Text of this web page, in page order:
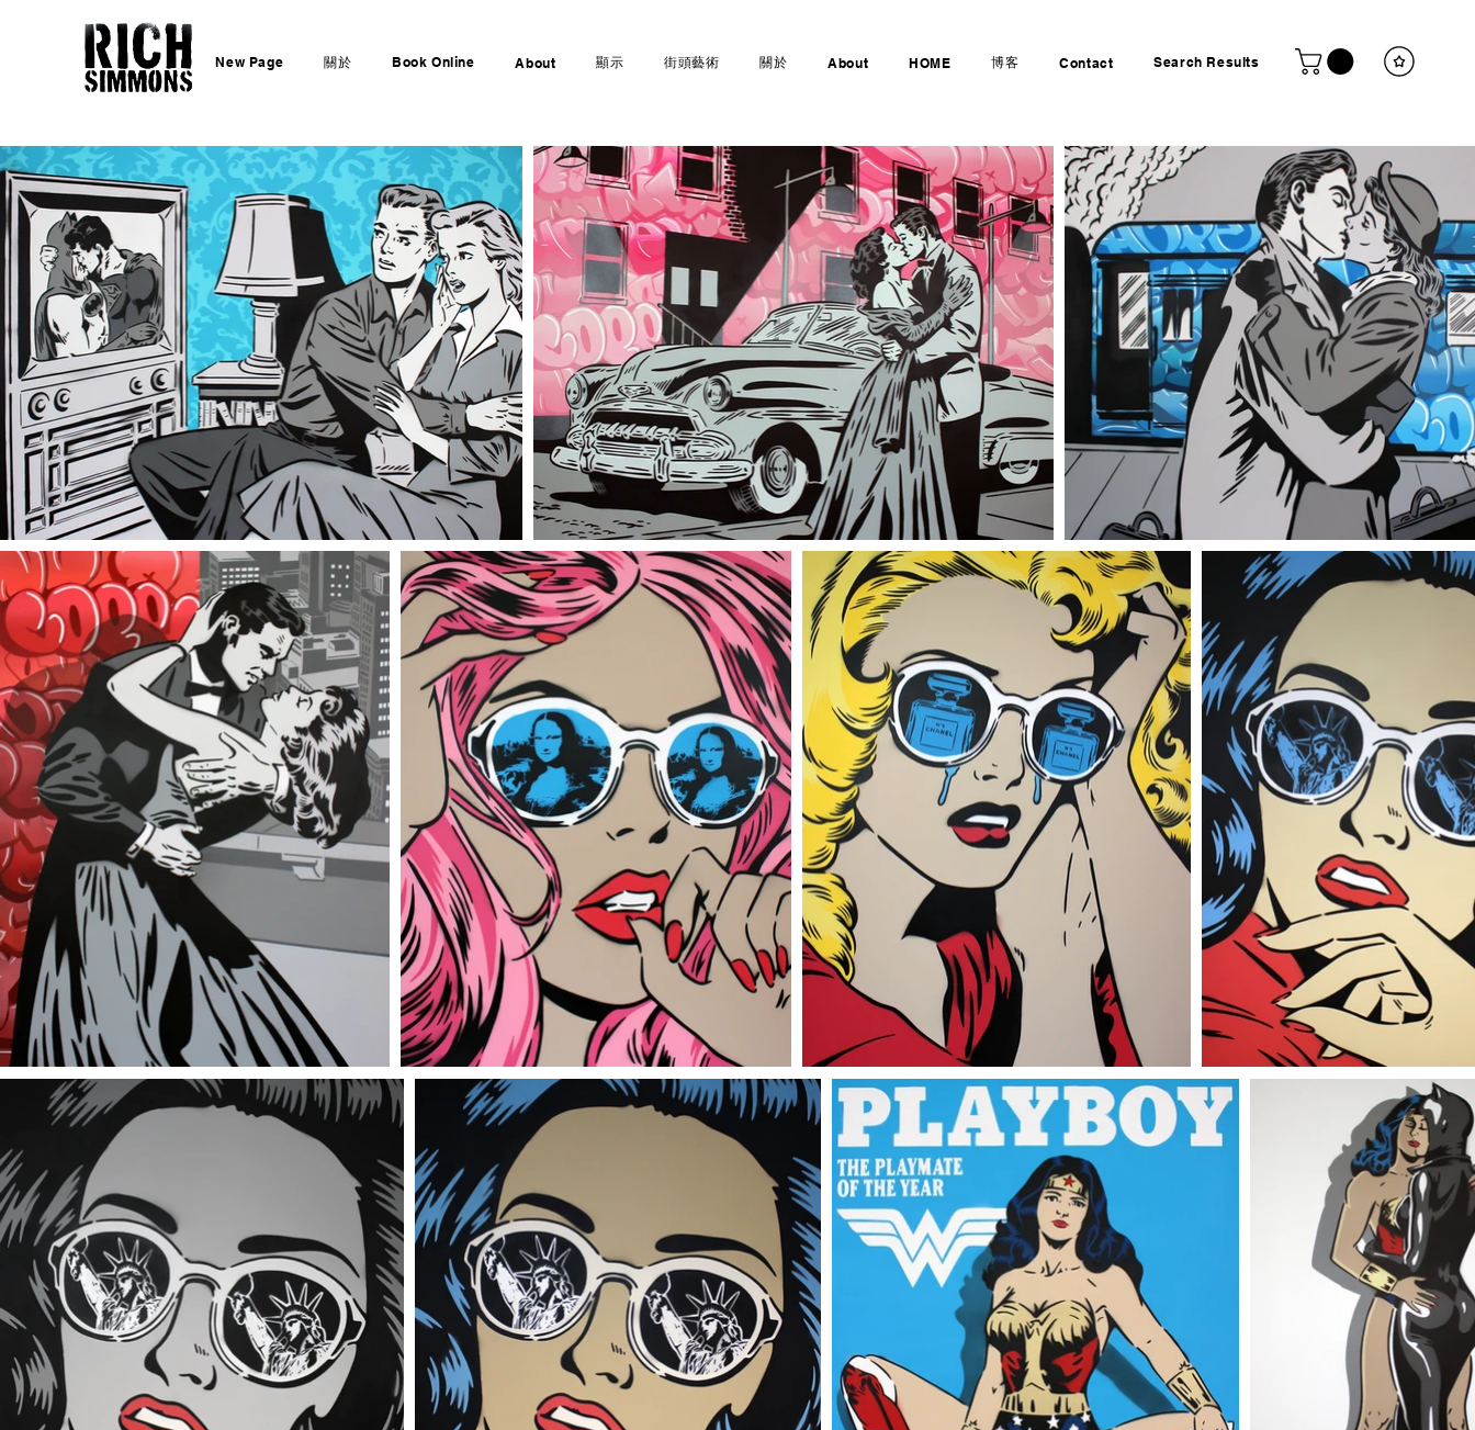
New Page 關於 Book Online About 顯示 街頭藝術 關於 About HOME 博客 Contact Search Results